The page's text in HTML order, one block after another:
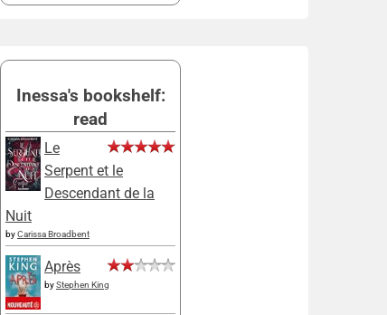
Inessa's bookshelf:
read
Le
Serpent et le
Descendant de la
Nuit
byCarissa Broadbent
Après
byStephen King